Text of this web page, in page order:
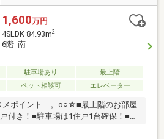
1,600万円
4SLDK 84.93m2
6階 南
駐車場あり
最上階
ペット相談可 エレベーター
ポイント 。o○☆■最上階のお部屋
付き！■駐車場は1住戸1台確保！■大